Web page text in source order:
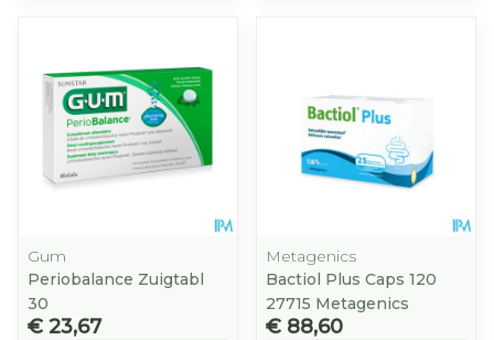
Gum
Periobalance Zuigtabl
30
€ 23,67
Metagenics
Bactiol Plus Caps 120
27715 Metagenics
€ 88,60